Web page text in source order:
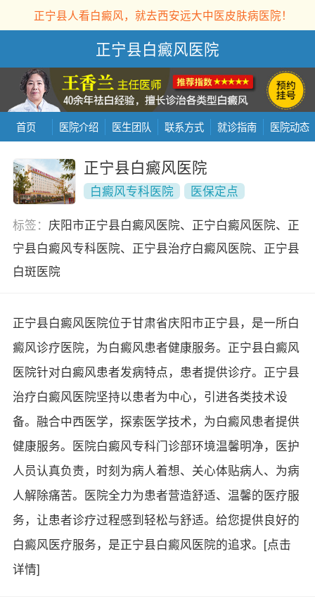
正宁县人看白癜风，就去西安远大中医皮肤病医院！
正宁县白癜风医院
首页 医院介绍 医生团队 联系方式 就诊指南 医院动态
正宁县白癜风医院
白癜风专科医院
医保定点
标签： 庆阳市正宁县白癜风医院、正宁白癜风医院、正
宁县白癜风专科医院、正宁县治疗白癜风医院、正宁县
白斑医院
正宁县白癜风医院位于甘肃省庆阳市正宁县，是一所白
癜风诊疗医院，为白癜风患者健康服务。正宁县白癜风
医院针对白癜风患者发病特点，患者提供诊疗。正宁县
治疗白癜风医院坚持以患者为中心，引进各类技术设
备。融合中西医学，探索医学技术，为白癜风患者提供
健康服务。医院白癜风专科门诊部环境温馨明净，医护
人员认真负责，时刻为病人着想、关心体贴病人、为病
人解除痛苦。医院全力为患者营造舒适、温馨的医疗服
务，让患者诊疗过程感到轻松与舒适。给您提供良好的
白癜风医疗服务，是正宁县白癜风医院的追求。 [点击
详情]